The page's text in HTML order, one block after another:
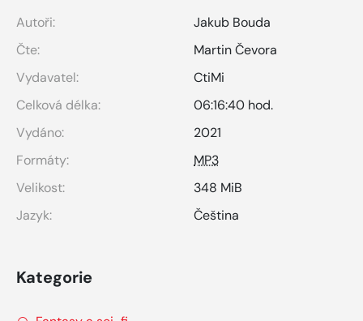
Autoři:
Jakub Bouda
Čte:
Martin Čevora
Vydavatel:
CtiMi
Celková délka:
06:16:40 hod.
Vydáno:
2021
Formáty:
MP3
Velikost:
348 MiB
Jazyk:
Čeština
Kategorie